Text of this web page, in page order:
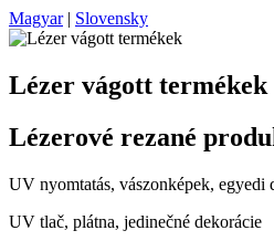
Magyar| Slovensky
Lézer vágott termékek
Lézerové rezané
UV nyomtatás, vászonképek, egyedi
UV tlač, plátna, jedinečné dekorácie